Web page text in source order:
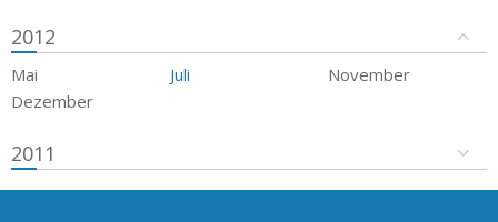
2012
Mai Juli
November
Dezember
2011